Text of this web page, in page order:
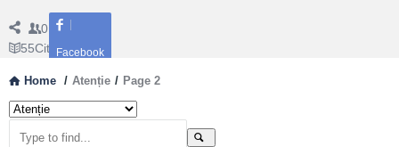
Facebook
0 Followers
55Citate
Home / Atenție / Page 2